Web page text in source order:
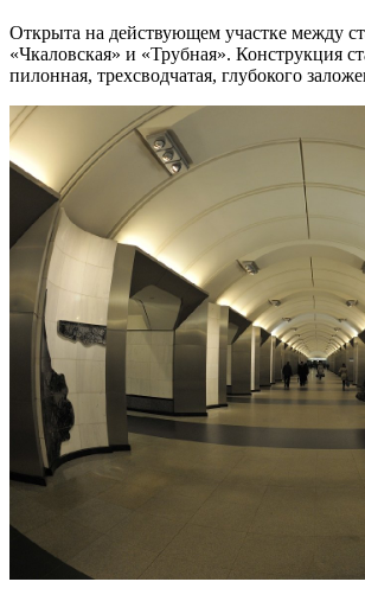
Открыта на действующем участке между
«Чкаловская» и «Трубная». Конструкция
пилонная, трехсводчатая, глубокого